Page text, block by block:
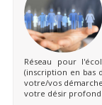
Réseau pour
(inscription en bas
votre/vos
votre désir